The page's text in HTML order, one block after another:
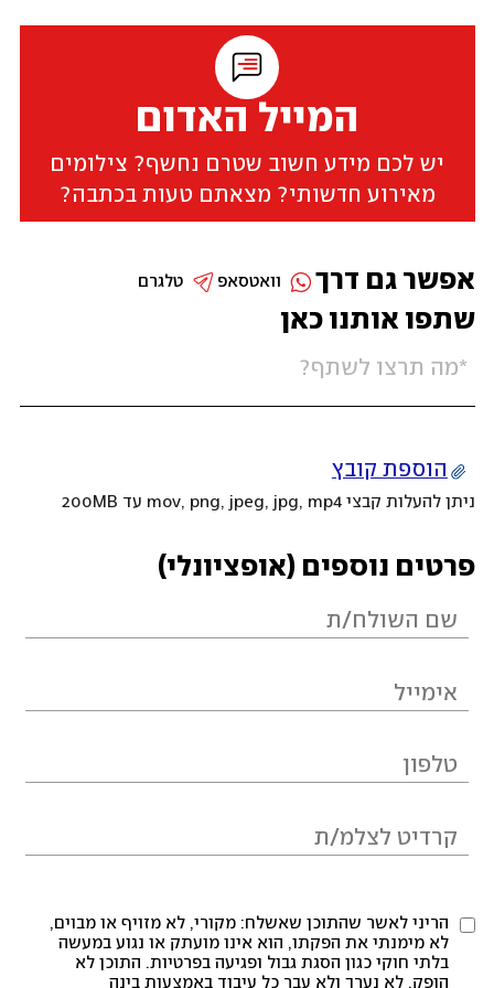
המייל האדום
יש לכם מידע חשוב שטרם נחשף? צילומים
מאירוע חדשותי? מצאתם טעות בכתבה?
שתפו אותנו כאן
הוספת קובץ
ניתן להעלות קבצי mov, png, jpeg, jpg, mp4 עד 200MB
פרטים נוספים (אופציונלי)
הריני לאשר שהתוכן שאשלח: מקורי, לא מזויף או מבוים,
לא מימנתי את הפקתו, הוא אינו מועתק או נגוע במעשה
בלתי חוקי כגון הסגת גבול ופגיעה בפרטיות. התוכן לא
הופק, לא נערך ולא עבר כל עיבוד באמצעות בינה
אפשר גם דרך טלגרם וואטסאפ